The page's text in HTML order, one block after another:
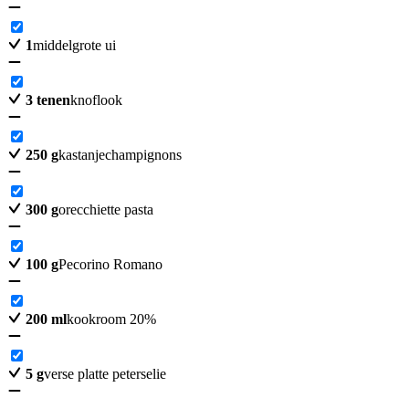
1middelgrote ui
3 tenenknoflook
250 gkastanjechampignons
300 gorecchiette pasta
100 gPecorino Romano
200 mlkookroom 20%
5 gverse platte peterselie